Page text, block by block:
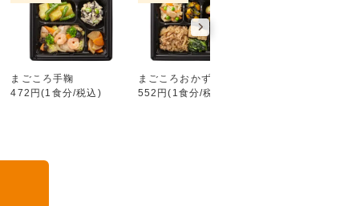
好い日の御膳（ごはん付き）
まごころ手鞠
472円(1食分/税込)
まごころおかず
552円(1食分/税込)